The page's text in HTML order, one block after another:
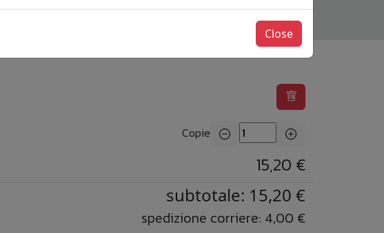
Copie
15,20 €
subtotale: 15,20 €
spedizione corriere: 4,00 €
Close